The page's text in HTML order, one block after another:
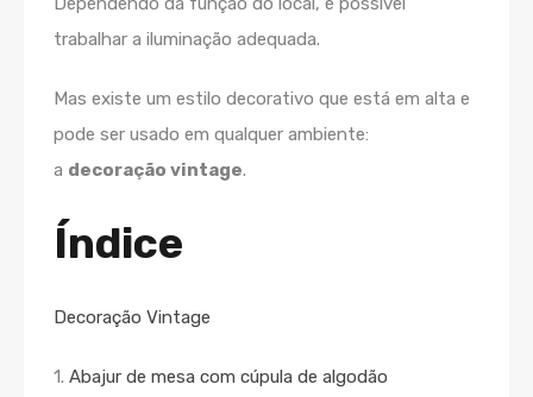
trabalhar a iluminação adequada.
Mas existe um estilo decorativo que está em alta e
pode ser usado em qualquer ambiente:
a decoração vintage.
Índice
Decoração Vintage
1. Abajur de mesa com cúpula de algodão